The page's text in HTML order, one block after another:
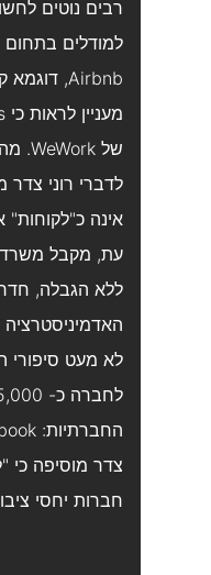
Airbnb, דוגמא קלאסית לכלכלה שיתופית.
של WeWork. מה שלקח ל- Regus 25 שנים עשתה WeWork תוך 5 שנים בלבד.
אינה
ללא הגבלה,
האדמיניסטרציה
לא מעט סיפורי
החברתיות: facebook ו- Linkedinהמשמשות כפלטפורמה לשיתופים עסקיים וחברתיים.
צדר מוסיפה כי
חברות יחסי